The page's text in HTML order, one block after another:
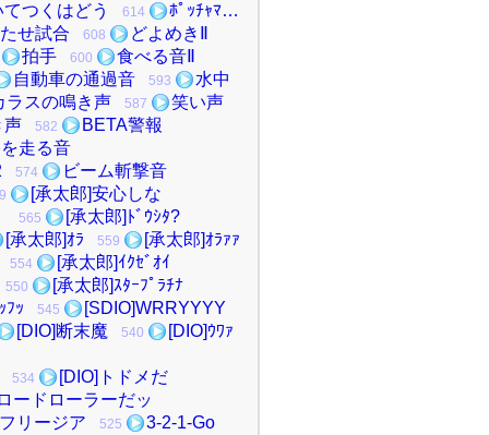
てつくはどう 614
ﾎﾟｯﾁｬﾏ…
せ試合
608
どよめきⅡ
拍手
600
食べる音Ⅱ
自動車の通過音
593
水中
ラスの鳴き声
587
笑い声
声
582
BETA警報
走る音
574 ビーム斬撃音
[承太郎]安心しな
565
[承太郎]ﾄﾞｳｼﾀ?
[承太郎]ｵﾗ
559 [承太郎]ｵﾗｧｧ
554 [承太郎]ｲｸｾﾞｵｲ
550
[承太郎]ｽﾀｰﾌﾟﾗﾁﾅ
ﾌｯ
545
[SDIO]WRRYYYY
[DIO]断末魔
540 [DIO]ｳﾜｧ
534
[DIO]トドメだ
ードローラーだッ
フリージア
525
3-2-1-Go